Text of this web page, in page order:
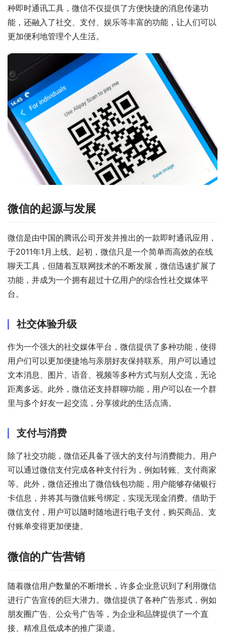
种即时通讯工具，微信不仅提供了方便快捷的消息传递功
能，还融入了社交、支付、娱乐等丰富的功能，让人们可以
更加便利地管理个人生活。
微信的起源与发展
微信是由中国的腾讯公司开发并推出的一款即时通讯应用，
于2011年1月上线。起初，微信只是一个简单而高效的在线
聊天工具，但随着互联网技术的不断发展，微信迅速扩展了
功能，并成为一个拥有超过十亿用户的综合性社交媒体平
台。
社交体验升级
作为一个强大的社交媒体平台，微信提供了多种功能，使得
用户们可以更加便捷地与亲朋好友保持联系。用户可以通过
文本消息、图片、语音、视频等多种方式与别人交流，无论
距离多远。此外，微信还支持群聊功能，用户可以在一个群
里与多个好友一起交流，分享彼此的生活点滴。
支付与消费
除了社交功能，微信还具备了强大的支付与消费能力。用户
可以通过微信支付完成各种支付行为，例如转账、支付商家
等。此外，微信还推出了微信钱包功能，用户能够存储银行
卡信息，并将其与微信账号绑定，实现无现金消费。借助于
微信支付，用户可以随时随地进行电子支付，购买商品、支
付账单变得更加便捷。
微信的广告营销
随着微信用户数量的不断增长，许多企业意识到了利用微信
进行广告宣传的巨大潜力。微信提供了各种广告形式，例如
朋友圈广告、公众号广告等，为企业和品牌提供了一个直
接、精准且低成本的推广渠道。